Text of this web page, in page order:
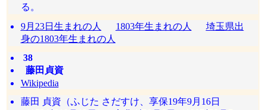
る。
9月23日生まれの人
1803年生まれの人
埼玉県出
身の1803年生まれの人
38
藤田貞資
Wikipedia
藤田 貞資（ふじた さだすけ、享保19年9月16日